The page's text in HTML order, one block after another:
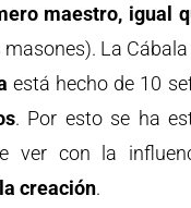
maestro, igual
La Cábala
está hecho de 10
. Por esto se ha
ver con la
creación.